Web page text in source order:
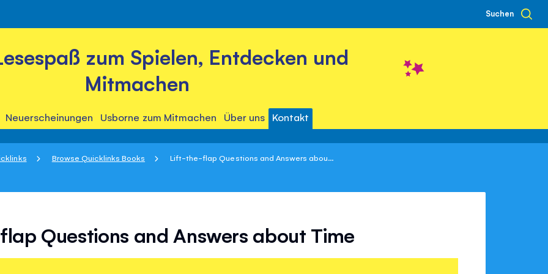
Suchen
zum Spielen, Entdecken und
Mitmachen
Neuerscheinungen Usborne zum Mitmachen Über uns Kontakt
Browse Quicklinks Books Lift-the-flap Questions and Answers abou...
Questions and Answers about Time